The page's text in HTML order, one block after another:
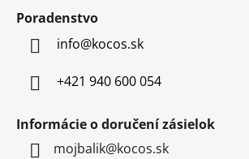
Poradenstvo
info@kocos.sk
+421 940 600 054
Informácie o doručení zásielok
mojbalik@kocos.sk